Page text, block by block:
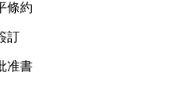
條約
訂
准書